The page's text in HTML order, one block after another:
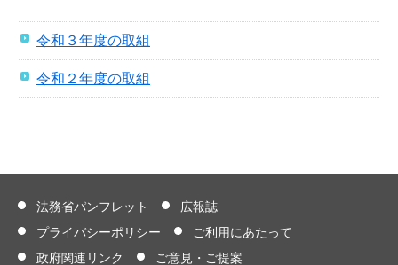
令和３年度の取組
令和２年度の取組
法務省パンフレット
広報誌
プライバシーポリシー
ご利用にあたって
政府関連リンク
ご意見・ご提案